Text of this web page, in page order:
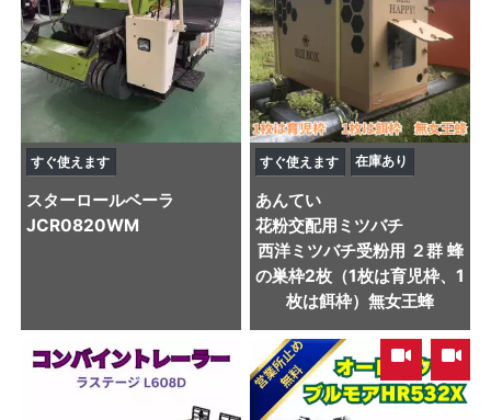
すぐ使えます
スターロールベーラ
JCR0820WM
すぐ使えます 在庫あり
あんてい
花粉交配用ミツバチ
西洋ミツバチ受粉用 ２群 蜂
の巣枠2枚（1枚は育児枠、1
枚は餌枠）無女王蜂
,